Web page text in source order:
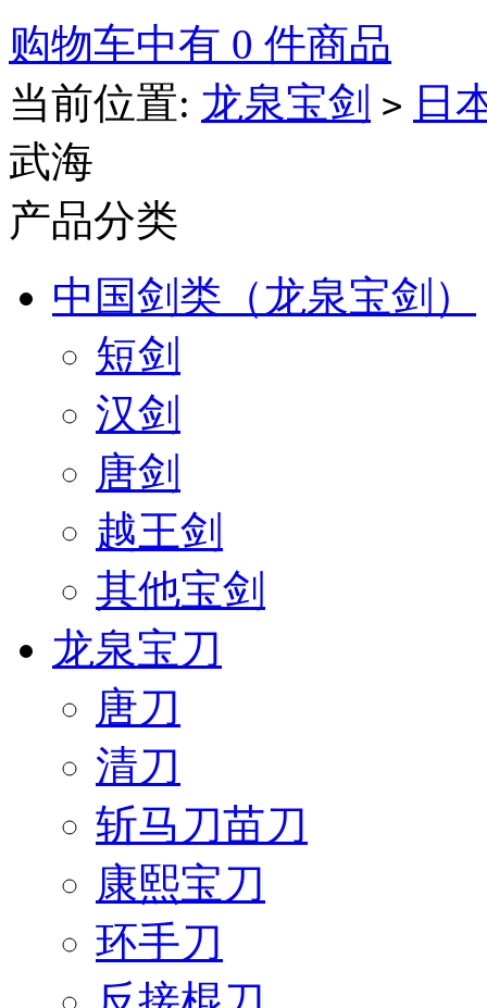
购物车中有 0 件商品
当前位置: 龙泉宝剑 > 日
武海
产品分类
中国剑类（龙泉宝剑）
短剑
汉剑
唐剑
越王剑
其他宝剑
龙泉宝刀
唐刀
清刀
斩马刀苗刀
康熙宝刀
环手刀